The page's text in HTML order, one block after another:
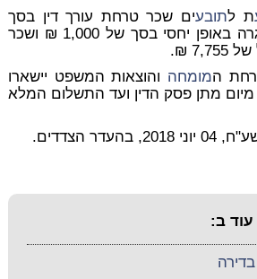
ת לתובעים שכר טרחת עורך דין בסך
7,037 ₪ הוצאות האגרה באופן יחסי בסך של 1,000 ₪ ושכר
₪.
המומחה והוצאות המשפט יישארו
מיום מתן פסק הדין ועד התשלום המלא
הצדדים.
עוד ב: